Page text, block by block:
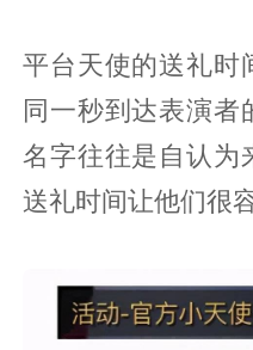
平台天使的送礼时
同一秒到达表演者
名字往往是自认为
送礼时间让他们很